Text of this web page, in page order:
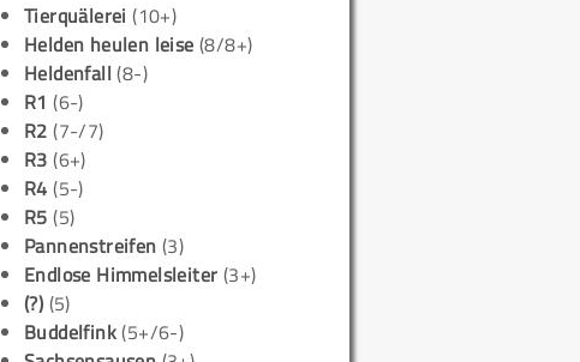
Tierquälerei (10+)
Helden heulen leise(8/8+)
Heldenfall(8-)
R1 (6-)
R2 (7-/7)
R3 (6+)
R4 (5-)
R5 (5)
Pannenstreifen (3)
Endlose Himmelsleiter (3+)
(?) (5)
Buddelfink(5+/6-)